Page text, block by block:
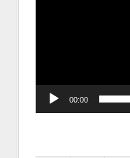
00:00